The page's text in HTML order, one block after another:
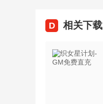
D 相关下载